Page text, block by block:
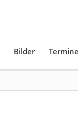
Bilder Termine